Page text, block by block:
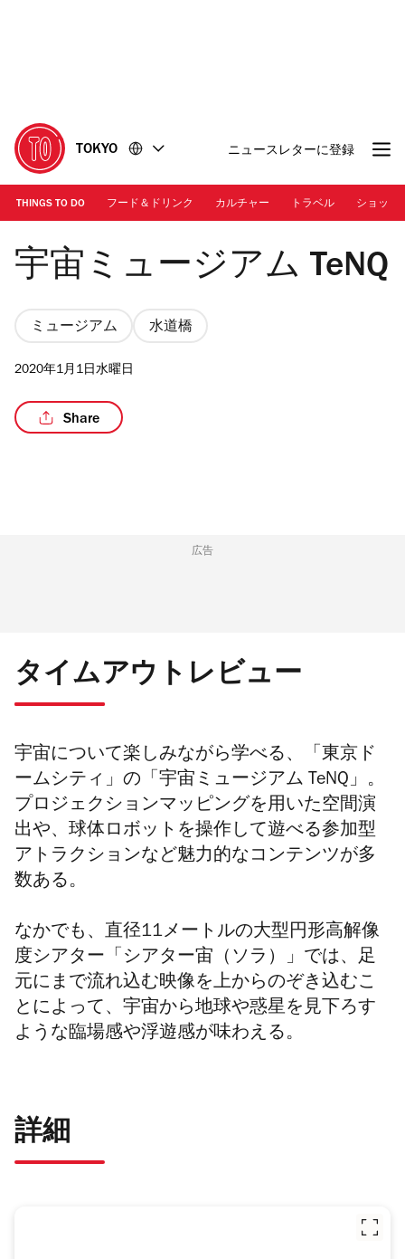
に
移
動
移
動
TOKYO ニュースレターに登録
THINGS TO DO フード＆ドリンク カルチャー トラベル ショッピ
宇宙ミュージアム TeNQ
宇宙ミュージアム TeNQ
ミュージアム 水道橋
2020年1月1日水曜日
Share
広告
タイムアウトレビュー
宇宙について楽しみながら学べる、「東京ド
ームシティ」の「宇宙ミュージアム TeNQ」。
プロジェクションマッピングを用いた空間演
出や、球体ロボットを操作して遊べる参加型
アトラクションなど魅力的なコンテンツが多
数ある。
なかでも、直径11メートルの大型円形高解像
度シアター「シアター宙（ソラ）」では、足
元にまで流れ込む映像を上からのぞき込むこ
とによって、宇宙から地球や惑星を見下ろす
ような臨場感や浮遊感が味わえる。
詳細